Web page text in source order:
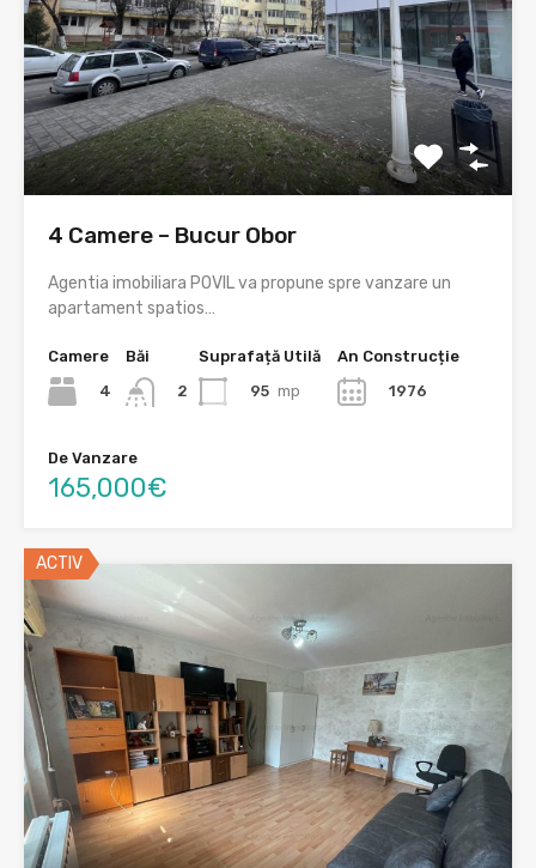
4 Camere – Bucur Obor
Agentia imobiliara POVIL va propune spre vanzare un
apartament spatios…
Camere
4
Băi
2
Suprafață Utilă
95 mp
An Construcție
1976
De Vanzare
165,000€
ACTIV